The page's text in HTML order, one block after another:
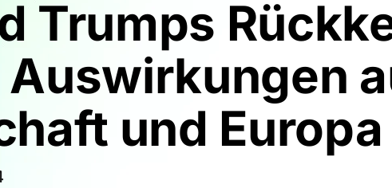
Trumps
Auswirkungen
und Europa